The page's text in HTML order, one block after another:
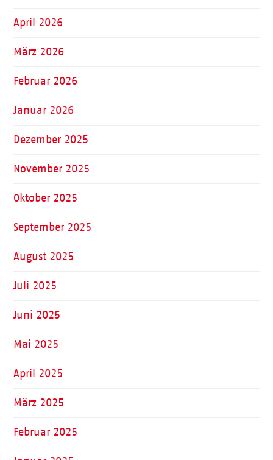
April 2026
März 2026
Februar 2026
Januar 2026
Dezember 2025
November 2025
Oktober 2025
September 2025
August 2025
Juli 2025
Juni 2025
Mai 2025
April 2025
März 2025
Februar 2025